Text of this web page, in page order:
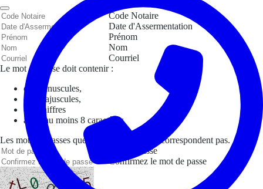
Code Notaire
Date d'Assermentation
Prénom
Nom
Courriel
Le mot de passe doit contenir :
des minuscules,
des majuscules,
des chiffres
avoir au moins 8 caractères
Les mots de passes que vous avez saisis ne correspondent pas.
Mot de passe
Confirmez le mot de passe